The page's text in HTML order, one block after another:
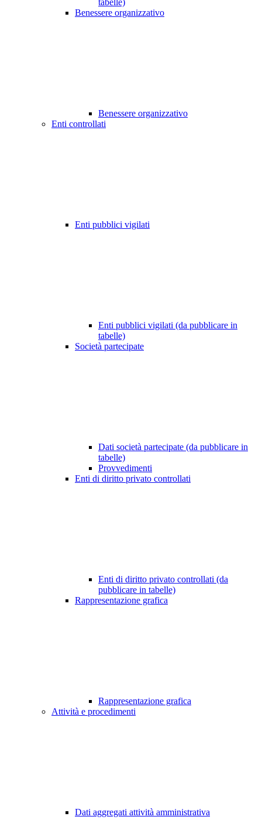
tabelle)
Benessere organizzativo
Benessere organizzativo
Enti controllati
Enti pubblici vigilati
Enti pubblici vigilati (da pubblicare in
tabelle)
Società partecipate
Dati società partecipate (da pubblicare in
tabelle)
Provvedimenti
Enti di diritto privato controllati
Enti di diritto privato controllati (da
pubblicare in tabelle)
Rappresentazione grafica
Rappresentazione grafica
Attività e procedimenti
Dati aggregati attività amministrativa